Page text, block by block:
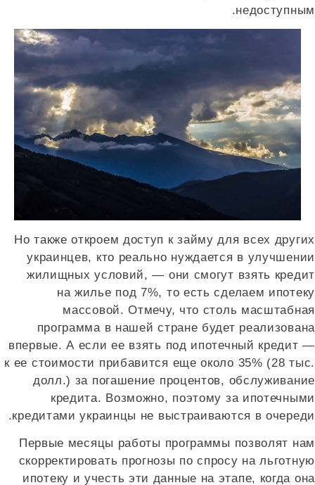
недоступным.
Но также откроем доступ к займу для всех других
украинцев, кто реально нуждается в улучшении
жилищных условий, — они смогут взять кредит
на жилье под 7%, то есть сделаем ипотеку
массовой. Отмечу, что столь масштабная
программа в нашей стране будет реализована
впервые. А если ее взять под ипотечный кредит —
к ее стоимости прибавится еще около 35% (28 тыс.
долл.) за погашение процентов, обслуживание
кредита. Возможно, поэтому за ипотечными
кредитами украинцы не выстраиваются в очереди.
Первые месяцы работы программы позволят нам
скорректировать прогнозы по спросу на льготную
ипотеку и учесть эти данные на этапе, когда она